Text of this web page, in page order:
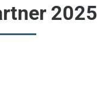
2025